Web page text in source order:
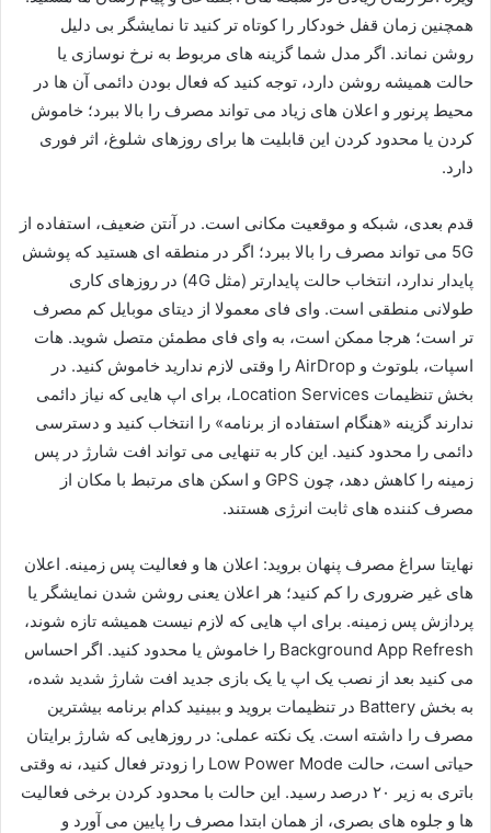
همچنین زمان قفل خودکار را کوتاه تر کنید تا نمایشگر بی دلیل
روشن نماند. اگر مدل شما گزینه های مربوط به نرخ نوسازی یا
حالت همیشه روشن دارد، توجه کنید که فعال بودن دائمی آن ها در
محیط پرنور و اعلان های زیاد می تواند مصرف را بالا ببرد؛ خاموش
کردن یا محدود کردن این قابلیت ها برای روزهای شلوغ، اثر فوری
دارد.
قدم بعدی، شبکه و موقعیت مکانی است. در آنتن ضعیف، استفاده از
5G می تواند مصرف را بالا ببرد؛ اگر در منطقه ای هستید که پوشش
پایدار ندارد، انتخاب حالت پایدارتر (مثل 4G) در روزهای کاری
طولانی منطقی است. وای فای معمولا از دیتای موبایل کم مصرف
تر است؛ هرجا ممکن است، به وای فای مطمئن متصل شوید. هات
اسپات، بلوتوث و AirDrop را وقتی لازم ندارید خاموش کنید. در
بخش تنظیمات Location Services، برای اپ هایی که نیاز دائمی
ندارند گزینه «هنگام استفاده از برنامه» را انتخاب کنید و دسترسی
دائمی را محدود کنید. این کار به تنهایی می تواند افت شارژ در پس
زمینه را کاهش دهد، چون GPS و اسکن های مرتبط با مکان از
مصرف کننده های ثابت انرژی هستند.
نهایتا سراغ مصرف پنهان بروید: اعلان ها و فعالیت پس زمینه. اعلان
های غیر ضروری را کم کنید؛ هر اعلان یعنی روشن شدن نمایشگر یا
پردازش پس زمینه. برای اپ هایی که لازم نیست همیشه تازه شوند،
Background App Refresh را خاموش یا محدود کنید. اگر احساس
می کنید بعد از نصب یک اپ یا یک بازی جدید افت شارژ شدید شده،
به بخش Battery در تنظیمات بروید و ببینید کدام برنامه بیشترین
مصرف را داشته است. یک نکته عملی: در روزهایی که شارژ برایتان
حیاتی است، حالت Low Power Mode را زودتر فعال کنید، نه وقتی
باتری به زیر ۲۰ درصد رسید. این حالت با محدود کردن برخی فعالیت
ها و جلوه های بصری، از همان ابتدا مصرف را پایین می آورد و